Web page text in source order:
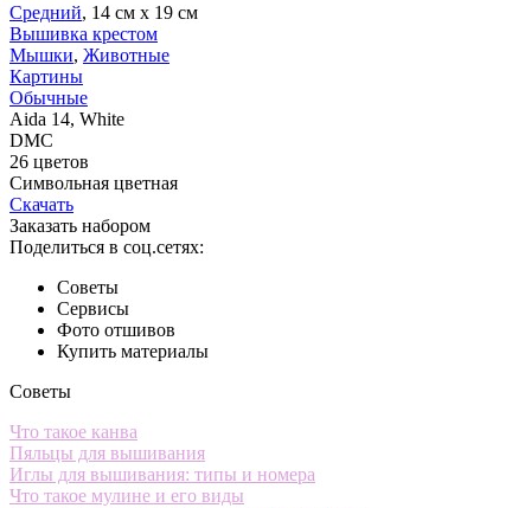
Средний, 14 см х 19 см
Вышивка крестом
Мышки, Животные
Картины
Обычные
Aida 14, White
DMC
26 цветов
Символьная цветная
Скачать
Заказать набором
Поделиться в соц.сетях:
Советы
Сервисы
Фото отшивов
Купить материалы
Советы
Что такое канва
Пяльцы для вышивания
Иглы для вышивания: типы и номера
Что такое мулине и его виды